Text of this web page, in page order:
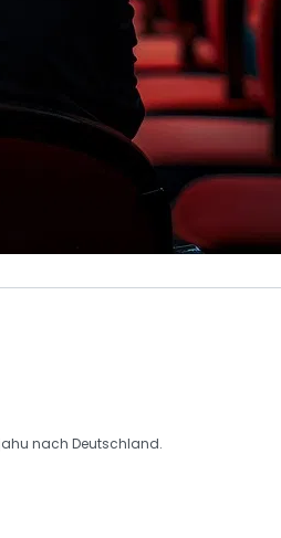
nach Deutschland.